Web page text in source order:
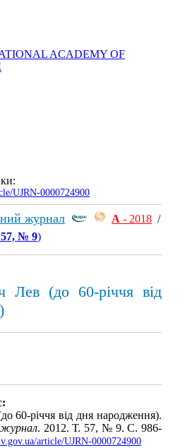
ACADEMY OF
UJRN-0000724900
журнал А - 2018 /
57, № 9)
Лев (до 60-рiччя вiд
60-рiччя вiд дня народження).
журнал. 2012. Т. 57, № 9. С. 986-
article/UJRN-0000724900